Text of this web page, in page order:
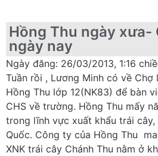
Hồng Thu ngày xưa-
ngày nay
Ngày đăng: 26/03/2013, 1:16
Tuần rồi , Lương Minh có về Chợ
Hồng Thu lớp 12(NK83) để bàn
CHS về trường. Hồng Thu mấy
trong lĩnh vực xuất khẩu trái cây,
Quốc. Công ty của Hồng Thu
XNK trái cây Chánh Thu nằm ở